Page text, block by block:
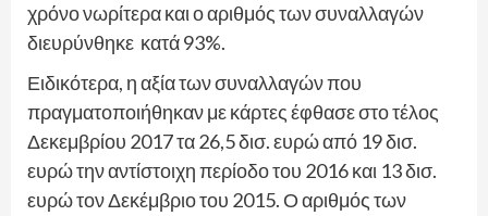
χρόνο νωρίτερα και ο αριθμός των συναλλαγών
διευρύνθηκε κατά 93%.
Ειδικότερα, η αξία των συναλλαγών που
πραγματοποιήθηκαν με κάρτες έφθασε στο τέλος
Δεκεμβρίου 2017 τα 26,5 δισ. ευρώ από 19 δισ.
ευρώ την αντίστοιχη περίοδο του 2016 και 13 δισ.
ευρώ τον Δεκέμβριο του 2015. Ο αριθμός των